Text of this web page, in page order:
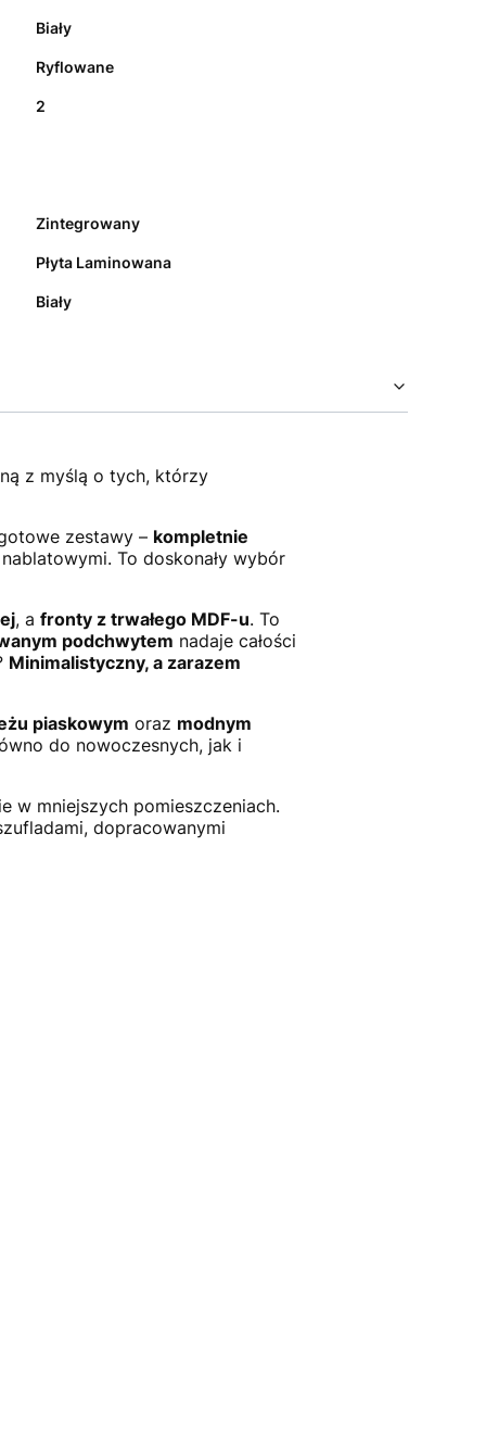
Biały
Ryflowane
2
Zintegrowany
Płyta Laminowana
Biały
z myślą o tych, którzy
zestawy – kompletnie
To doskonały wybór
, a fronty z trwałego MDF-u. To
podchwytem nadaje całości
Minimalistyczny, a zarazem
piaskowym oraz modnym
do nowoczesnych, jak i
w mniejszych pomieszczeniach.
dopracowanymi